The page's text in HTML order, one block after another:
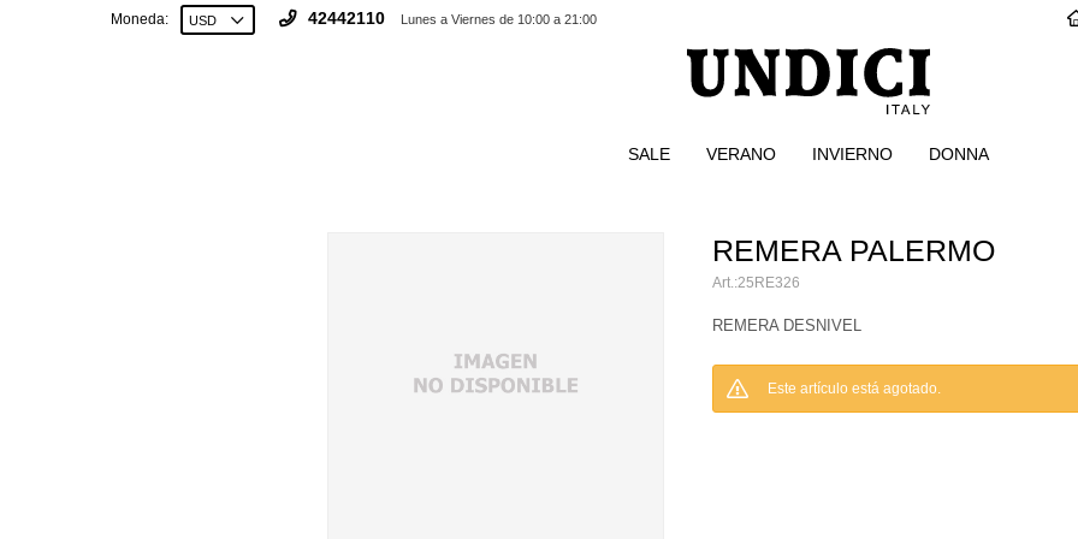
SALE VERANO INVIERNO DONNA
42442110 Lunes a Viernes de 10:00 a 21:00
Moneda:
REMERA PALERMO
25RE326
REMERA DESNIVEL
Este artículo está agotado.